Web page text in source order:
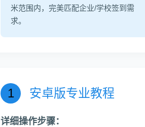
米范围内，完美匹配企业/学校签到需
求。
1 安卓版专业教程
详细操作步骤：